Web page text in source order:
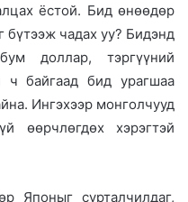
ёстой. Бид өнөөдөр
чадах уу? Бидэнд
доллар, тэргүүний
ч байгаад бид урагшаа
Ингэхээр монголчууд
өөрчлөгдөх хэрэгтэй
Японыг сурталчилдаг,